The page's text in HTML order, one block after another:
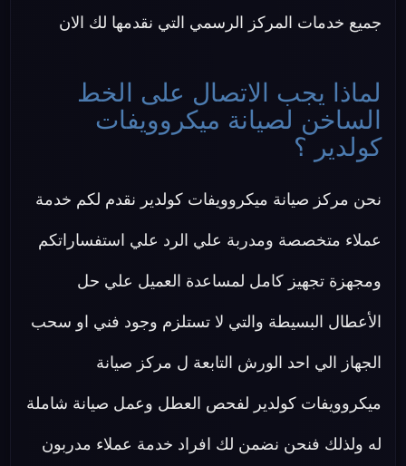
جميع خدمات المركز الرسمي التي نقدمها لك الان
لماذا يجب الاتصال على الخط
الساخن لصيانة ميكروويفات
كولدير ؟
نحن مركز صيانة ميكروويفات كولدير نقدم لكم خدمة
عملاء متخصصة ومدربة علي الرد علي استفساراتكم
ومجهزة تجهيز كامل لمساعدة العميل علي حل
الأعطال البسيطة والتي لا تستلزم وجود فني او سحب
الجهاز الي احد الورش التابعة ل مركز صيانة
ميكروويفات كولدير لفحص العطل وعمل صيانة شاملة
له ولذلك فنحن نضمن لك افراد خدمة عملاء مدربون